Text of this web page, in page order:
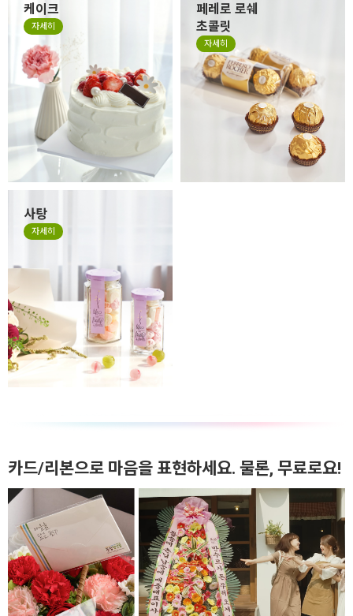
케이크
자세히
페레로 로쉐
초콜릿
자세히
사탕
자세히
카드/리본으로 마음을 표현하세요. 물론, 무료로요!